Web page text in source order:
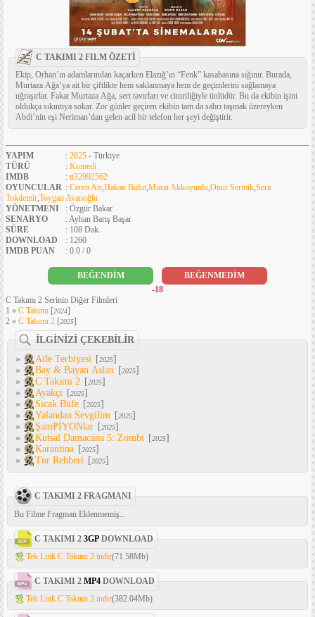
C TAKIMI 2 FILM ÖZETİ
Ekip, Orhan’ın adamlarından kaçarken Elazığ’ın “Fenk” kasabasına sığınır. Burada,
Murtaza Ağa’ya ait bir çiftlikte hem saklanmaya hem de geçimlerini sağlamaya
uğraşırlar. Fakat Murtaza Ağa, sert tavırları ve cimriliğiyle ünlüdür. Bu da ekibin işini
oldukça sıkıntıya sokar. Zor günler geçiren ekibin tam da sabrı taşmak üzereyken
Abdi’nin eşi Neriman’dan gelen acil bir telefon her şeyi değiştirir.
YAPIM : 2025 - Türkiye
TÜRÜ
: Komedi
IMDB
: tt32992562
OYUNCULAR : Ceren Arı Hakan Bulut Murat Akkoyunlu Onur Sermik Sera
Tokdemir Toygan Avanoğlu
YÖNETMENI
: Özgür Bakar
SENARYO
: Ayhan Barış Başar
SÜRE
: 108 Dak.
DOWNLOAD
: 1260
IMDB PUAN
: 0.0 / 0
BEĞENDİM
BEĞENMEDİM
-18
C Takımı 2 Serinin Diğer Filmleri
1 » C Takımı [2024]
2 » C Takımı 2 [2025]
İLGİNİZİ ÇEKEBİLİR
»
Aile Terbiyesi [2025]
»
Bay & Bayan Aslan [2025]
»
C Takımı 2 [2025]
»
Ayakçı [2025]
»
Sıcak Büfe [2025]
»
Yalandan Sevgilim [2025]
»
ŞamPİYONlar [2025]
»
Kutsal Damacana 5: Zombi [2025]
»
Karantina [2025]
»
Tur Rehberi [2025]
C TAKIMI 2 FRAGMANI
Bu Filme Fragman Eklenmemiş...
C TAKIMI 2 3GP DOWNLOAD
Tek Link C Takımı 2 indir(71.58Mb)
C TAKIMI 2 MP4 DOWNLOAD
Tek Link C Takımı 2 indir(382.04Mb)